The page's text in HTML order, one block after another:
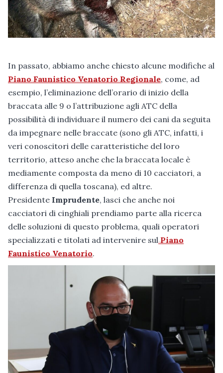
In passato, abbiamo anche chiesto alcune modifiche al
Piano Faunistico Venatorio Regionale, come, ad
esempio, l’eliminazione dell’orario di inizio della
braccata alle 9 o l’attribuzione agli ATC della
possibilità di individuare il numero dei cani da seguita
da impegnare nelle braccate (sono gli ATC, infatti, i
veri conoscitori delle caratteristiche del loro
territorio, atteso anche che la braccata locale è
mediamente composta da meno di 10 cacciatori, a
differenza di quella toscana), ed altre.
Presidente Imprudente, lasci che anche noi
cacciatori di cinghiali prendiamo parte alla ricerca
delle soluzioni di questo problema, quali operatori
specializzati e titolati ad intervenire sulPiano
Faunistico Venatorio.